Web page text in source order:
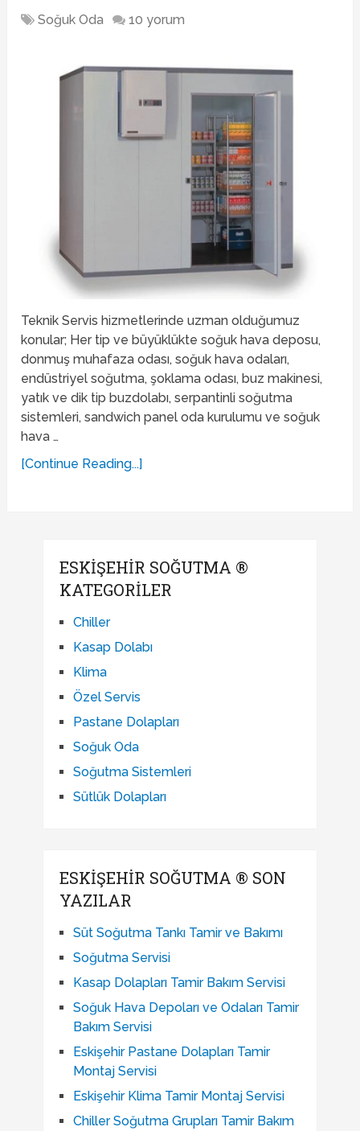
Soğuk Oda 10 yorum
Teknik Servis hizmetlerinde uzman olduğumuz
konular; Her tip ve büyüklükte soğuk hava deposu,
donmuş muhafaza odası, soğuk hava odaları,
endüstriyel soğutma, şoklama odası, buz makinesi,
yatık ve dik tip buzdolabı, serpantinli soğutma
sistemleri, sandwich panel oda kurulumu ve soğuk
hava …
[Continue Reading...]
ESKIŞEHIR SOĞUTMA ®
KATEGORILER
Chiller
Kasap Dolabı
Klima
Özel Servis
Pastane Dolapları
Soğuk Oda
Soğutma Sistemleri
Sütlük Dolapları
ESKIŞEHIR SOĞUTMA ® SON
YAZILAR
Süt Soğutma Tankı Tamir ve Bakımı
Soğutma Servisi
Kasap Dolapları Tamir Bakım Servisi
Soğuk Hava Depoları ve Odaları Tamir
Bakım Servisi
Eskişehir Pastane Dolapları Tamir
Montaj Servisi
Eskişehir Klima Tamir Montaj Servisi
Chiller Soğutma Grupları Tamir Bakım